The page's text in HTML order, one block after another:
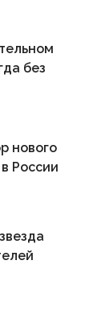
без
нового
России